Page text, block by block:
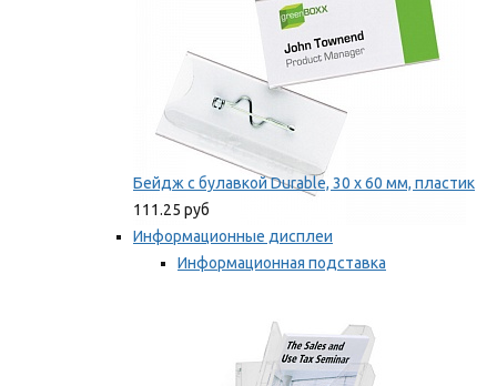
Бейдж с булавкой Durable, 30 х 60 мм, пластик
111.25 руб
Информационные дисплеи
Информационная подставка